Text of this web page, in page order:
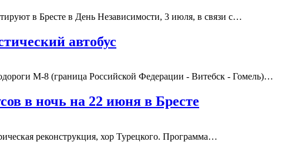
в Бресте в День Независимости, 3 июля, в связи с…
автобус
М-8 (граница Российской Федерации - Витебск - Гомель)…
в ночь на 22 июня в Бресте
реконструкция, хор Турецкого. Программа…